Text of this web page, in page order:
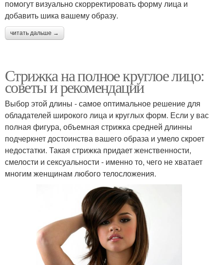
помогут визуально скорректировать форму лица и
добавить шика вашему образу.
читать дальше →
Стрижка на полное круглое лицо:
советы и рекомендации
Выбор этой длины - самое оптимальное решение для
обладателей широкого лица и круглых форм. Если у вас
полная фигура, объемная стрижка средней длинны
подчеркнет достоинства вашего образа и умело скроет
недостатки. Такая стрижка придает женственности,
смелости и сексуальности - именно то, чего не хватает
многим женщинам любого телосложения.